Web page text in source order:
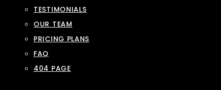
TESTIMONIALS
OUR TEAM
PRICING PLANS
FAQ
404 PAGE